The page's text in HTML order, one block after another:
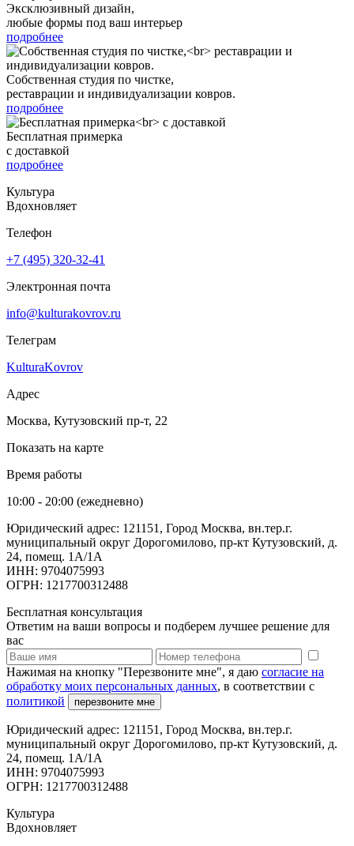
Эксклюзивный дизайн,
любые формы под ваш интерьер
подробнее
Собственная студия по чистке,
реставрации и индивидуализации ковров.
подробнее
Бесплатная примерка
с доставкой
подробнее
Культура
Вдохновляет
Телефон
+7 (495) 320-32-41
Электронная почта
info@kulturakovrov.ru
Телеграм
KulturaKovrov
Адрес
Москва, Кутузовский пр-т, 22
Показать на карте
Время работы
10:00 - 20:00 (ежедневно)
Юридический адрес: 121151, Город Москва, вн.тер.г.
муниципальный округ Дорогомилово, пр-кт Кутузовский, д.
24, помещ. 1А/1А
ИНН: 9704075993
ОГРН: 1217700312488
Бесплатная консультация
Ответим на ваши вопросы и подберем лучшее решение для
вас
Нажимая на кнопку "Перезвоните мне", я даю согласие на
обработку моих персональных данных, в соответствии с
политикой
перезвоните мне
Юридический адрес: 121151, Город Москва, вн.тер.г.
муниципальный округ Дорогомилово, пр-кт Кутузовский, д.
24, помещ. 1А/1А
ИНН: 9704075993
ОГРН: 1217700312488
Культура
Вдохновляет